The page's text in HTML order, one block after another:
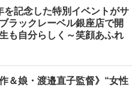
を記念した特別イベントがサ
ラックレーベル銀座店で開
も自分らしく～笑顔あふれ
＆娘・渡邉直子監督》“女性